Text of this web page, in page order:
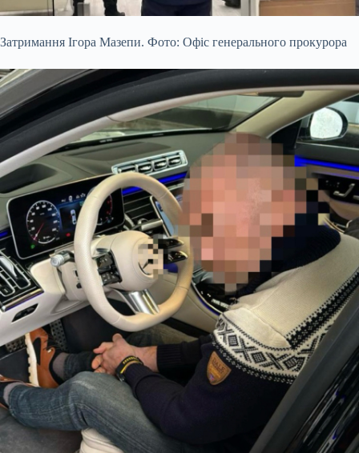
Затримання Ігора Мазепи. Фото: Офіс генерального прокурора